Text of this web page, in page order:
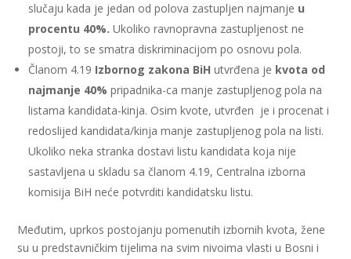
slučaju kada je jedan od polova zastupljen najmanje u
procentu 40%. Ukoliko ravnopravna zastupljenost ne
postoji, to se smatra diskriminacijom po osnovu pola.
Članom 4.19 Izbornog zakona BiH utvrđena je kvota od
najmanje 40% pripadnika-ca manje zastupljenog pola na
listama kandidata-kinja. Osim kvote, utvrđen je i procenat i
redoslijed kandidata/kinja manje zastupljenog pola na listi.
Ukoliko neka stranka dostavi listu kandidata koja nije
sastavljena u skladu sa članom 4.19, Centralna izborna
komisija BiH neće potvrditi kandidatsku listu.
Međutim, uprkos postojanju pomenutih izbornih kvota, žene
su u predstavničkim tijelima na svim nivoima vlasti u Bosni i